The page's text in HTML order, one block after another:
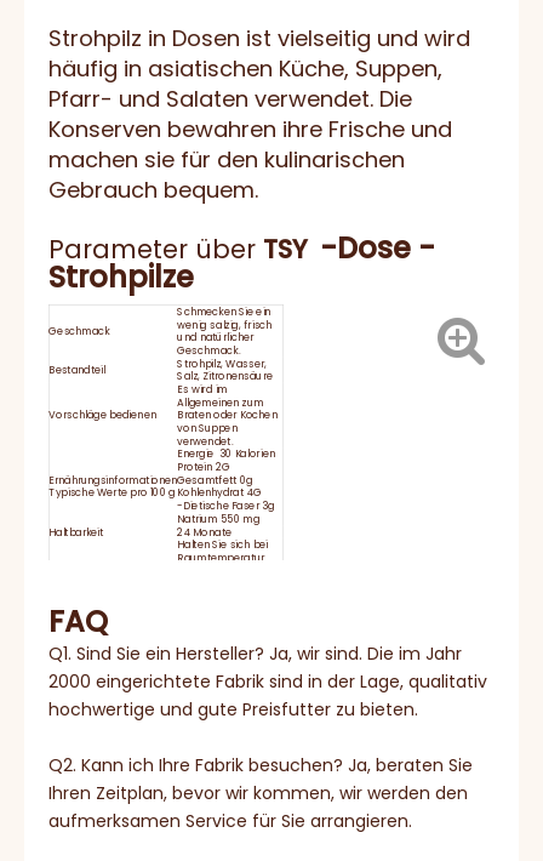
Strohpilz in Dosen ist vielseitig und wird
häufig in asiatischen Küche, Suppen,
Pfarr- und Salaten verwendet. Die
Konserven bewahren ihre Frische und
machen sie für den kulinarischen
Gebrauch bequem.
Parameter über TSY -Dose -
Strohpilze
Geschmack
Schmecken Sie ein
wenig salzig, frisch
und natürlicher
Geschmack.
Bestandteil
Strohpilz, Wasser,
Salz, Zitronensäure
Vorschläge bedienen
Es wird im
Allgemeinen zum
Braten oder Kochen
von Suppen
verwendet.
Ernährungsinformationen
Typische Werte pro 100 g
Energie 30 Kalorien
Protein 2G
Gesamtfett 0g
Kohlenhydrat 4G
-Dietische Faser 3g
Natrium 550 mg
Haltbarkeit
24 Monate
Halten Sie sich bei
Raumtemperatur
Stunden
aufbewahren
Zertifikat HACCP, BRC, IFS,
Halal, Koscher, ISO
FAQ
Q1. Sind Sie ein Hersteller? Ja, wir sind. Die im Jahr
2000 eingerichtete Fabrik sind in der Lage, qualitativ
hochwertige und gute Preisfutter zu bieten.
Q2. Kann ich Ihre Fabrik besuchen? Ja, beraten Sie
Ihren Zeitplan, bevor wir kommen, wir werden den
aufmerksamen Service für Sie arrangieren.